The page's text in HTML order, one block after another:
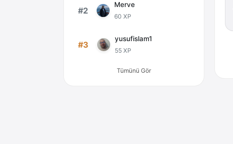
#2
Merve
60 XP
#3
yusufislam1
55 XP
Tümünü Gör